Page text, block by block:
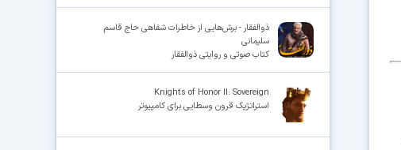
ذوالفقار - برش‌هایی از خاطرات شفاهی حاج قاسم
سلیمانی
کتاب صوتی و روایتی ذوالفقار
Knights of Honor II: Sovereign
استراتژیک قرون وسطایی برای کامپیوتر